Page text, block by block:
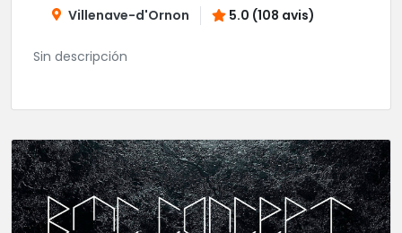
Villenave-d'Ornon 5.0 (108 avis)
Sin descripción